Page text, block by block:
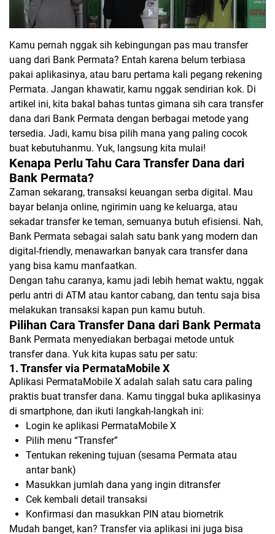
Kamu pernah nggak sih kebingungan pas mau transfer
uang dari Bank Permata? Entah karena belum terbiasa
pakai aplikasinya, atau baru pertama kali pegang rekening
Permata. Jangan khawatir, kamu nggak sendirian kok. Di
artikel ini, kita bakal bahas tuntas gimana sih cara transfer
dana dari Bank Permata dengan berbagai metode yang
tersedia. Jadi, kamu bisa pilih mana yang paling cocok
buat kebutuhanmu. Yuk, langsung kita mulai!
Kenapa Perlu Tahu Cara Transfer Dana dari
Bank Permata?
Zaman sekarang, transaksi keuangan serba digital. Mau
bayar belanja online, ngirimin uang ke keluarga, atau
sekadar transfer ke teman, semuanya butuh efisiensi. Nah,
Bank Permata sebagai salah satu bank yang modern dan
digital-friendly, menawarkan banyak cara transfer dana
yang bisa kamu manfaatkan.
Dengan tahu caranya, kamu jadi lebih hemat waktu, nggak
perlu antri di ATM atau kantor cabang, dan tentu saja bisa
melakukan transaksi kapan pun kamu butuh.
Pilihan Cara Transfer Dana dari Bank Permata
Bank Permata menyediakan berbagai metode untuk
transfer dana. Yuk kita kupas satu per satu:
1. Transfer via PermataMobile X
Aplikasi PermataMobile X adalah salah satu cara paling
praktis buat transfer dana. Kamu tinggal buka aplikasinya
di smartphone, dan ikuti langkah-langkah ini:
Login ke aplikasi PermataMobile X
Pilih menu “Transfer”
Tentukan rekening tujuan (sesama Permata atau
antar bank)
Masukkan jumlah dana yang ingin ditransfer
Cek kembali detail transaksi
Konfirmasi dan masukkan PIN atau biometrik
Mudah banget, kan? Transfer via aplikasi ini juga bisa